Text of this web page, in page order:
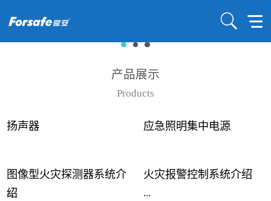
产品展示
Products
扬声器 应急照明集中电源
图像型火灾探测器系统介
绍
...
火灾报警控制系统介绍
...